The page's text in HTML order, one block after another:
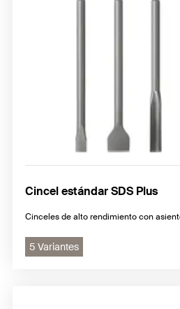
Cincel estándar SDS Plus
Cinceles de alto rendimiento con
5 Variantes